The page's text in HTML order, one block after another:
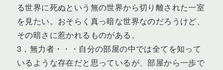
る世界に死ぬという無の世界から切り離された一室
を見たい。おそらく真っ暗な世界なのだろうけど、
その暗さに惹かれるものがある。
3，無力者・・・自分の部屋の中では全てを知って
いるような存在だと思っているが、部屋から一歩で